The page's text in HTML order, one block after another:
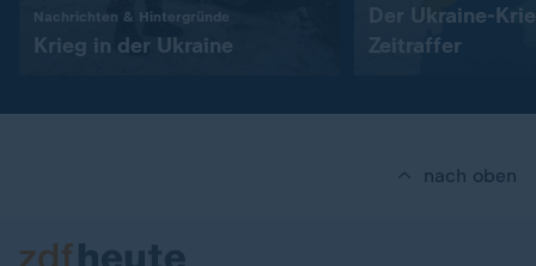
Nachrichten & Hintergründe
Krieg in der Ukraine
Der Ukraine-
Zeitraffer
nach oben